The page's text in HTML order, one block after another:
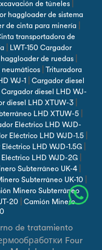
de túneles
haggloader de sistema
de cinta para minería|
transportadora de
LWT-150 Cargador
de ruedas|
neumáticos
Trituradora
WJ-1
Cargador diesel
Cargador diesel LHD WJ-
diesel LHD XTUW-3|
LHD XTUW-5
Eléctrico LHD WJD-
Eléctrico LHD WJD-1.5
LHD WJD-1.5G
LHD WJD-2G
Subterráneo UK-4
Subterráneo UK-10|
Minero Subterráneo
20
Camión Minero
de tratamiento
Four